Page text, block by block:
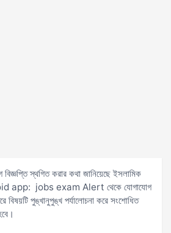
বিজ্ঞপ্তি স্থগিত করার কথা জানিয়েছে ইসলামিক
app: jobs exam Alert থেকে যোগাযোগ
বিষয়টি পুঙ্খানুপুঙ্খ পর্যালোচনা করে সংশোধিত